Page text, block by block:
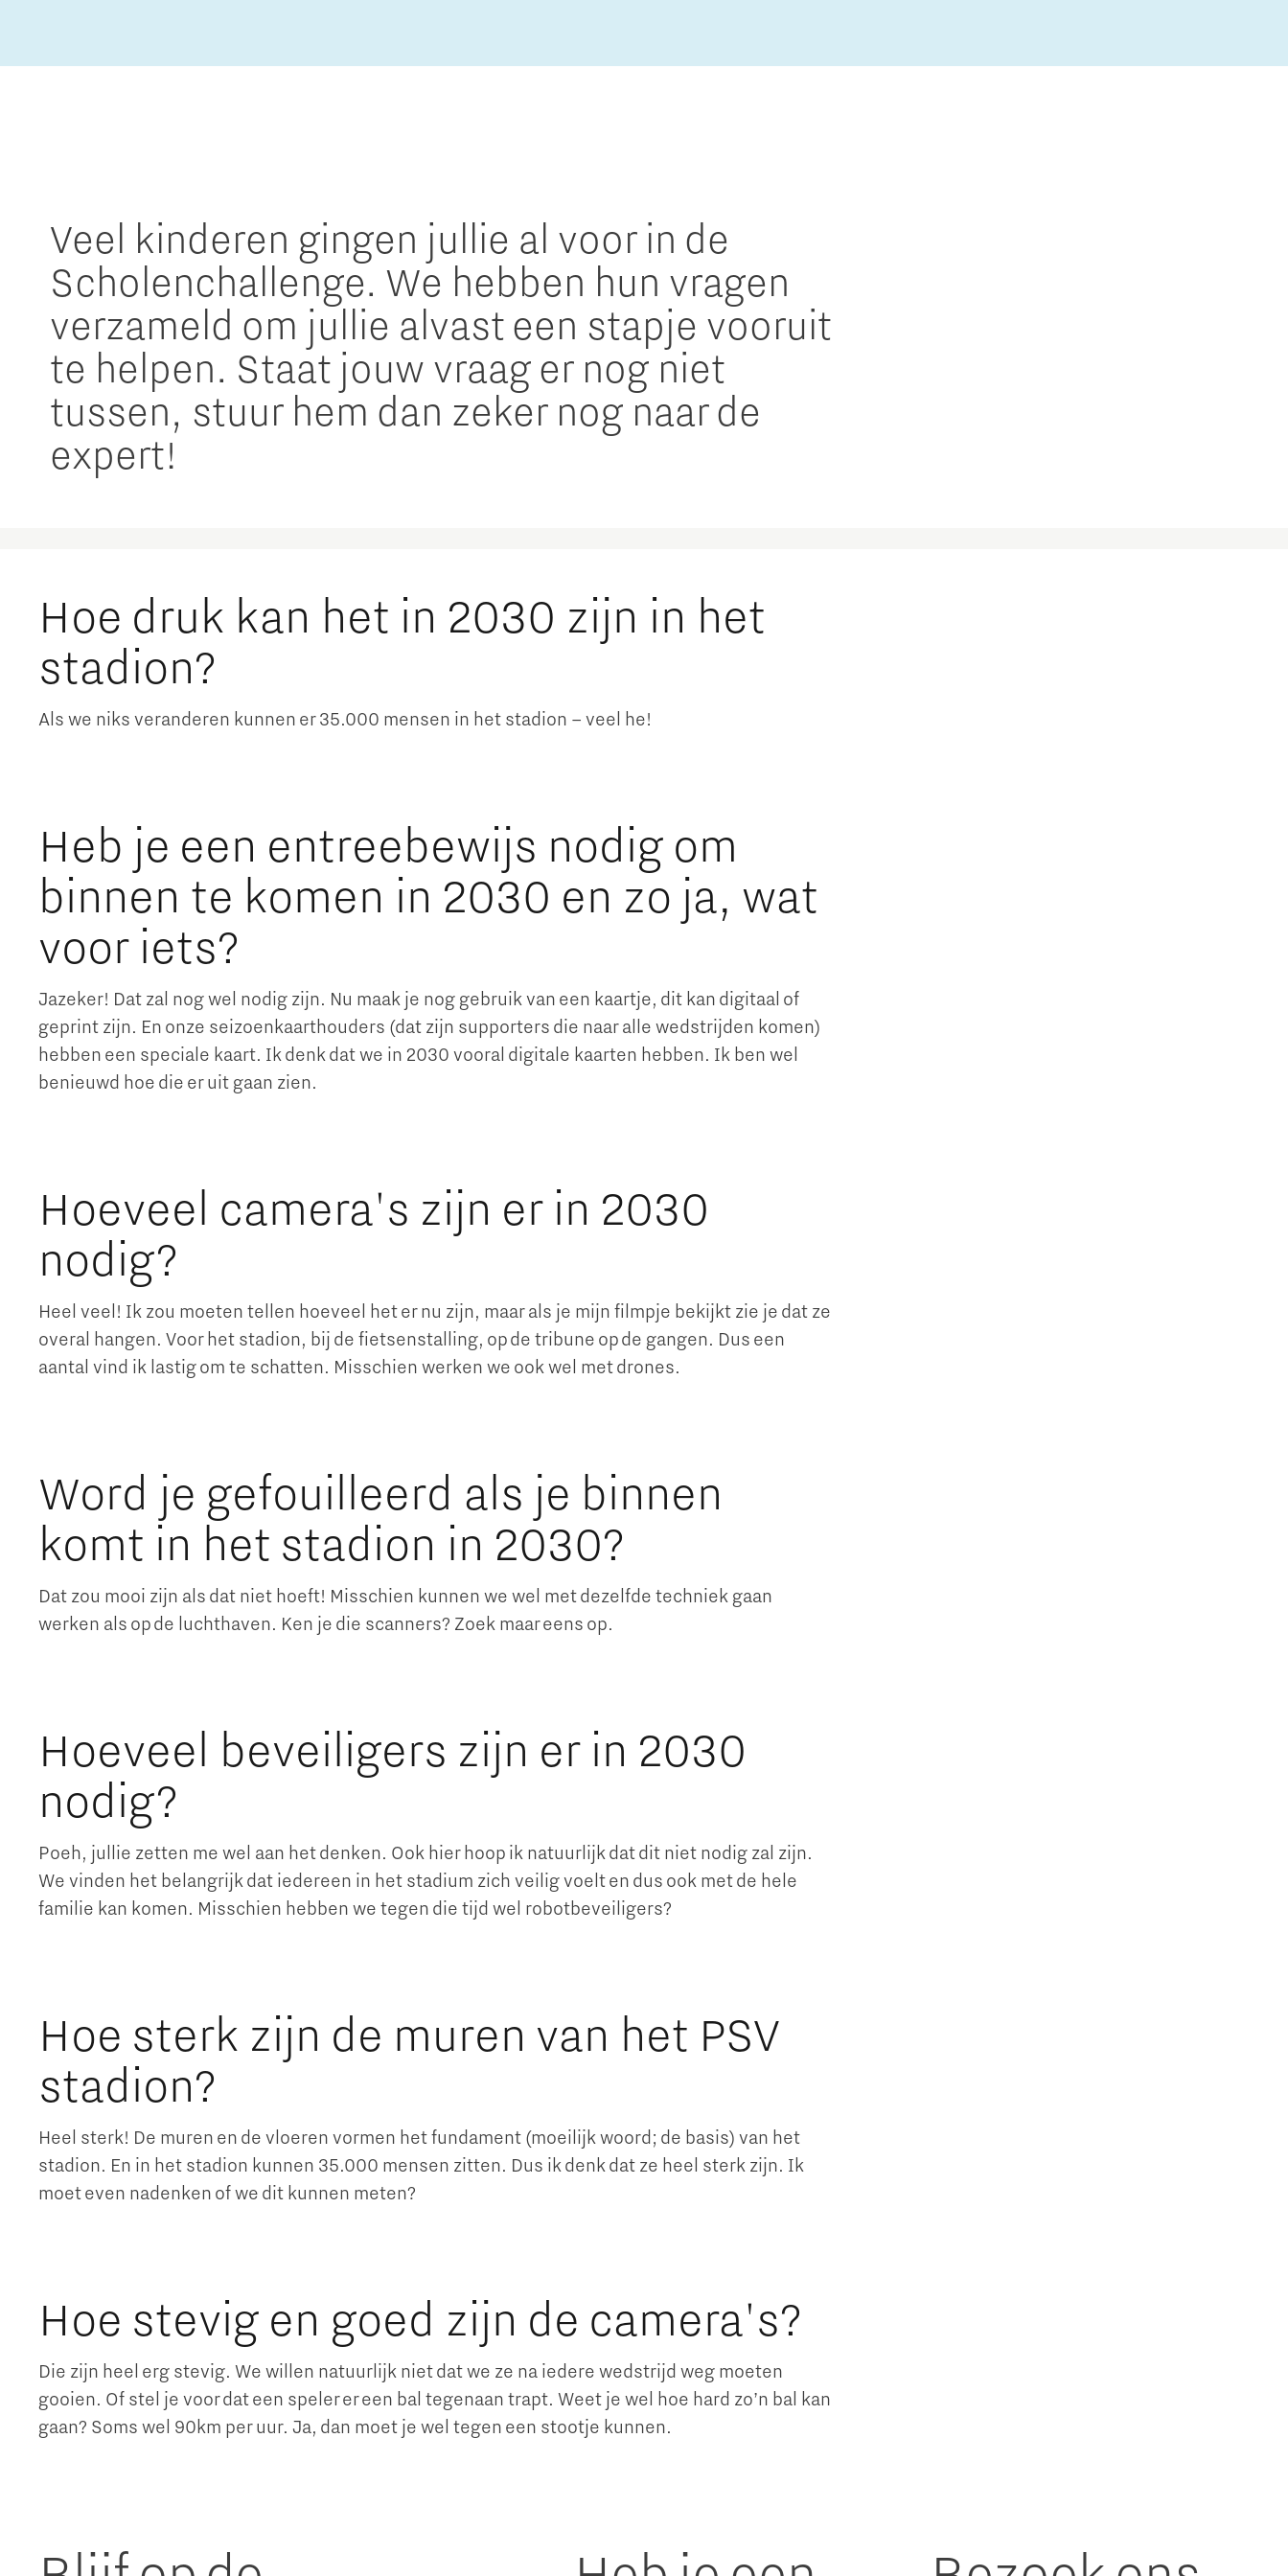
Hoe bescherm ik mijn idee?
Veel kinderen gingen jullie al voor in de
Scholenchallenge. We hebben hun vragen
verzameld om jullie alvast een stapje vooruit
te helpen. Staat jouw vraag er nog niet
tussen, stuur hem dan zeker nog naar de
expert!
Hoe druk kan het in 2030 zijn in het
stadion?
Als we niks veranderen kunnen er 35.000 mensen in het stadion – veel he!
Heb je een entreebewijs nodig om
binnen te komen in 2030 en zo ja, wat
voor iets?
Jazeker! Dat zal nog wel nodig zijn. Nu maak je nog gebruik van een kaartje, dit kan digitaal of
geprint zijn. En onze seizoenkaarthouders (dat zijn supporters die naar alle wedstrijden komen)
hebben een speciale kaart. Ik denk dat we in 2030 vooral digitale kaarten hebben. Ik ben wel
benieuwd hoe die er uit gaan zien.
Hoeveel camera's zijn er in 2030
nodig?
Heel veel! Ik zou moeten tellen hoeveel het er nu zijn, maar als je mijn filmpje bekijkt zie je dat ze
overal hangen. Voor het stadion, bij de fietsenstalling, op de tribune op de gangen. Dus een
aantal vind ik lastig om te schatten. Misschien werken we ook wel met drones.
Word je gefouilleerd als je binnen
komt in het stadion in 2030?
Dat zou mooi zijn als dat niet hoeft! Misschien kunnen we wel met dezelfde techniek gaan
werken als op de luchthaven. Ken je die scanners? Zoek maar eens op.
Hoeveel beveiligers zijn er in 2030
nodig?
Poeh, jullie zetten me wel aan het denken. Ook hier hoop ik natuurlijk dat dit niet nodig zal zijn.
We vinden het belangrijk dat iedereen in het stadium zich veilig voelt en dus ook met de hele
familie kan komen. Misschien hebben we tegen die tijd wel robotbeveiligers?
Hoe sterk zijn de muren van het PSV
stadion?
Heel sterk! De muren en de vloeren vormen het fundament (moeilijk woord; de basis) van het
stadion. En in het stadion kunnen 35.000 mensen zitten. Dus ik denk dat ze heel sterk zijn. Ik
moet even nadenken of we dit kunnen meten?
Hoe stevig en goed zijn de camera's?
Die zijn heel erg stevig. We willen natuurlijk niet dat we ze na iedere wedstrijd weg moeten
gooien. Of stel je voor dat een speler er een bal tegenaan trapt. Weet je wel hoe hard zo’n bal kan
gaan? Soms wel 90km per uur. Ja, dan moet je wel tegen een stootje kunnen.